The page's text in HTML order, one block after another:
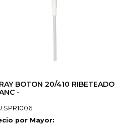
BOTON 20/410 RIBETEADO
-
por Mayor: